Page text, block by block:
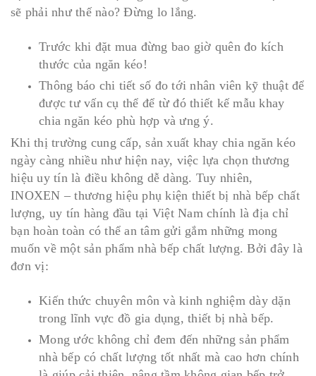
sẽ phải như thế nào? Đừng lo lắng.
Trước khi đặt mua đừng bao giờ quên đo kích
thước của ngăn kéo!
Thông báo chi tiết số đo tới nhân viên kỹ thuật để
được tư vấn cụ thể để từ đó thiết kế mẫu khay
chia ngăn kéo phù hợp và ưng ý.
Khi thị trường cung cấp, sản xuất khay chia ngăn kéo
ngày càng nhiều như hiện nay, việc lựa chọn thương
hiệu uy tín là điều không dễ dàng. Tuy nhiên,
INOXEN – thương hiệu phụ kiện thiết bị nhà bếp chất
lượng, uy tín hàng đầu tại Việt Nam chính là địa chỉ
bạn hoàn toàn có thể an tâm gửi gắm những mong
muốn về một sản phẩm nhà bếp chất lượng. Bởi đây là
đơn vị:
Kiến thức chuyên môn và kinh nghiệm dày dặn
trong lĩnh vực đồ gia dụng, thiết bị nhà bếp.
Mong ước không chỉ đem đến những sản phẩm
nhà bếp có chất lượng tốt nhất mà cao hơn chính